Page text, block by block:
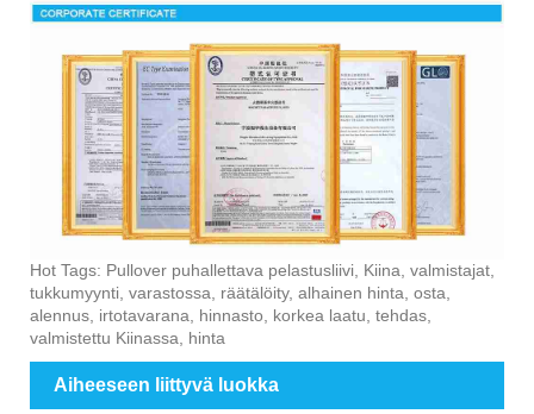
Hot Tags: Pullover puhallettava pelastusliivi, Kiina, valmistajat,
tukkumyynti, varastossa, räätälöity, alhainen hinta, osta,
alennus, irtotavarana, hinnasto, korkea laatu, tehdas,
valmistettu Kiinassa, hinta
Aiheeseen liittyvä luokka